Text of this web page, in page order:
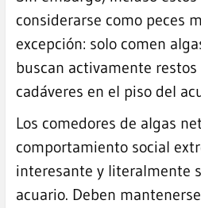
considerarse como peces
excepción: solo comen
buscan activamente
cadáveres en el piso del
Los comedores de algas
comportamiento social
interesante y literalmente
acuario. Deben